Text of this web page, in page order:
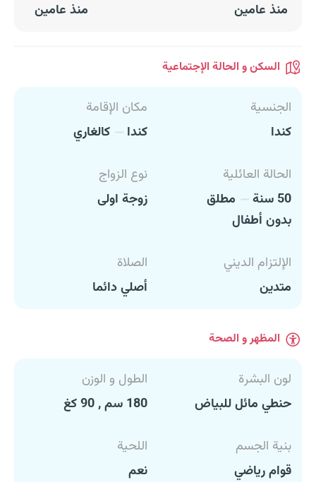
منذ عامين
منذ عامين
السكن و الحالة الإجتماعية
الجنسية
كندا
مكان الإقامة
كندا
كالغاري
الحالة العائلية
50 سنة
مطلق
بدون أطفال
نوع الزواج
زوجة اولى
الإلتزام الديني
متدين
الصلاة
أصلي دائما
المظهر و الصحة
لون البشرة
حنطي مائل للبياض
الطول و الوزن
180 سم , 90 كغ
بنية الجسم
قوام رياضي
اللحية
نعم